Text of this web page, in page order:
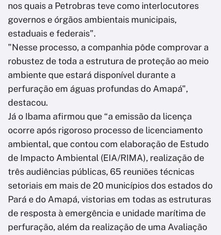
nos quais a Petrobras teve como interlocutores
governos e órgãos ambientais municipais,
estaduais e federais".
"Nesse processo, a companhia pôde comprovar a
robustez de toda a estrutura de proteção ao meio
ambiente que estará disponível durante a
perfuração em águas profundas do Amapá",
destacou.
Já o Ibama afirmou que “a emissão da licença
ocorre após rigoroso processo de licenciamento
ambiental, que contou com elaboração de Estudo
de Impacto Ambiental (EIA/RIMA), realização de
três audiências públicas, 65 reuniões técnicas
setoriais em mais de 20 municípios dos estados do
Pará e do Amapá, vistorias em todas as estruturas
de resposta à emergência e unidade marítima de
perfuração, além da realização de uma Avaliação